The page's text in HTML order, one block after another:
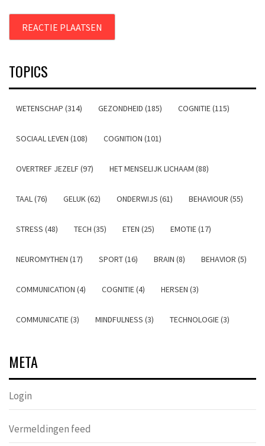
TOPICS
WETENSCHAP (314) GEZONDHEID (185) COGNITIE (115)
SOCIAAL LEVEN (108) COGNITION (101)
OVERTREF JEZELF (97) HET MENSELIJK LICHAAM (88)
TAAL (76) GELUK (62) ONDERWIJS (61) BEHAVIOUR (55)
STRESS (48) TECH (35) ETEN (25) EMOTIE (17)
NEUROMYTHEN (17) SPORT (16) BRAIN (8) BEHAVIOR (5)
COMMUNICATION (4) COGNITIE (4) HERSEN (3)
COMMUNICATIE (3) MINDFULNESS (3) TECHNOLOGIE (3)
META
Login
Vermeldingen feed